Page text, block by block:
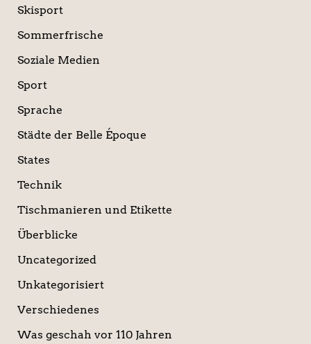
Skisport
Sommerfrische
Soziale Medien
Sport
Sprache
Städte der Belle Époque
States
Technik
Tischmanieren und Etikette
Überblicke
Uncategorized
Unkategorisiert
Verschiedenes
Was geschah vor 110 Jahren